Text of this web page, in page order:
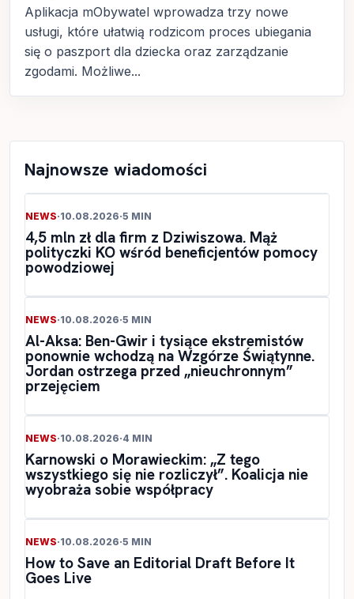
Aplikacja mObywatel wprowadza trzy nowe
usługi, które ułatwią rodzicom proces ubiegania
się o paszport dla dziecka oraz zarządzanie
zgodami. Możliwe...
Najnowsze wiadomości
NEWS·10.08.2026·5 MIN
4,5 mln zł dla firm z Dziwiszowa. Mąż
polityczki KO wśród beneficjentów pomocy
powodziowej
NEWS·10.08.2026·5 MIN
Al-Aksa: Ben-Gwir i tysiące ekstremistów
ponownie wchodzą na Wzgórze Świątynne.
Jordan ostrzega przed „nieuchronnym”
przejęciem
NEWS·10.08.2026·4 MIN
Karnowski o Morawieckim: „Z tego
wszystkiego się nie rozliczył”. Koalicja nie
wyobraża sobie współpracy
NEWS·10.08.2026·5 MIN
How to Save an Editorial Draft Before It
Goes Live